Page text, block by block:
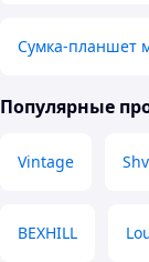
Сумка-планшет
Популярные
Vintage
BEXHILL